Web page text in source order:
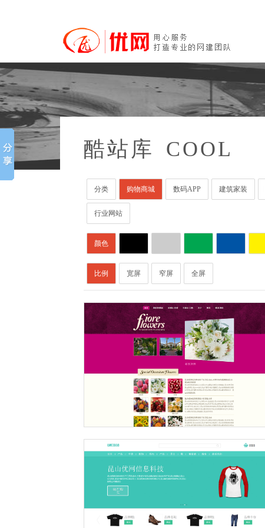
酷站库 COOL
分类 购物商城 数码APP 建筑家装
行业网站
颜色
比例 宽屏 窄屏 全屏